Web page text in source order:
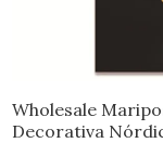
Wholesale
Decorativa